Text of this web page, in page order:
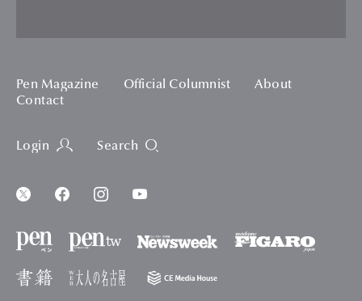
Pen Magazine Official Columnist
About
Contact
Login Search